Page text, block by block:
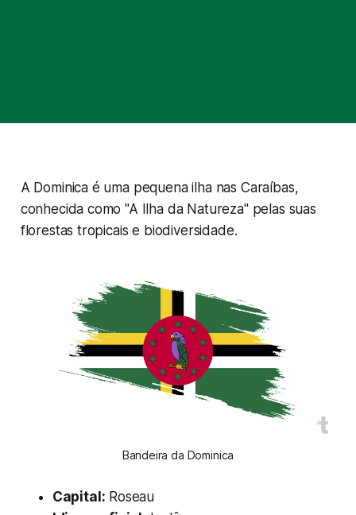
A Dominica é uma pequena ilha nas Caraíbas,
conhecida como"A Ilha da Natureza"pelas suas
florestas tropicais e biodiversidade.
Bandeira da Dominica
Capital: Roseau